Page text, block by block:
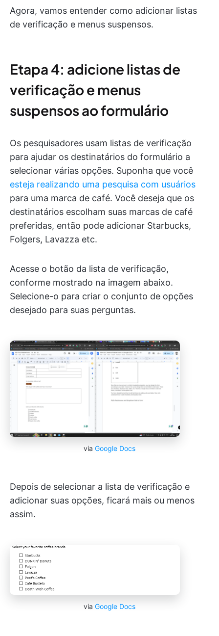
Agora, vamos entender como adicionar listas
de verificação e menus suspensos.
Etapa 4: adicione listas de
verificação e menus
suspensos ao formulário
Os pesquisadores usam listas de verificação
para ajudar os destinatários do formulário a
selecionar várias opções. Suponha que você
esteja realizando uma pesquisa com usuários
para uma marca de café. Você deseja que os
destinatários escolham suas marcas de café
preferidas, então pode adicionar Starbucks,
Folgers, Lavazza etc.
Acesse o botão da lista de verificação,
conforme mostrado na imagem abaixo.
Selecione-o para criar o conjunto de opções
desejado para suas perguntas.
via Google Docs
Depois de selecionar a lista de verificação e
adicionar suas opções, ficará mais ou menos
assim.
via Google Docs